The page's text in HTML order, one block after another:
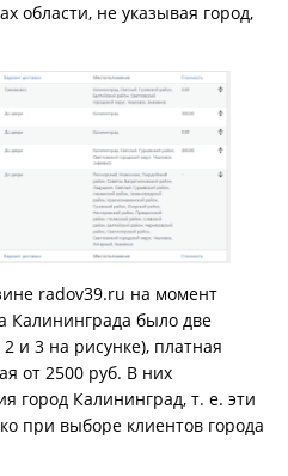
области, не указывая город,
radov39.ru на момент
Калининграда было две
2 и 3 на рисунке), платная
от 2500 руб. В них
город Калининград, т. е. эти
при выборе клиентов города